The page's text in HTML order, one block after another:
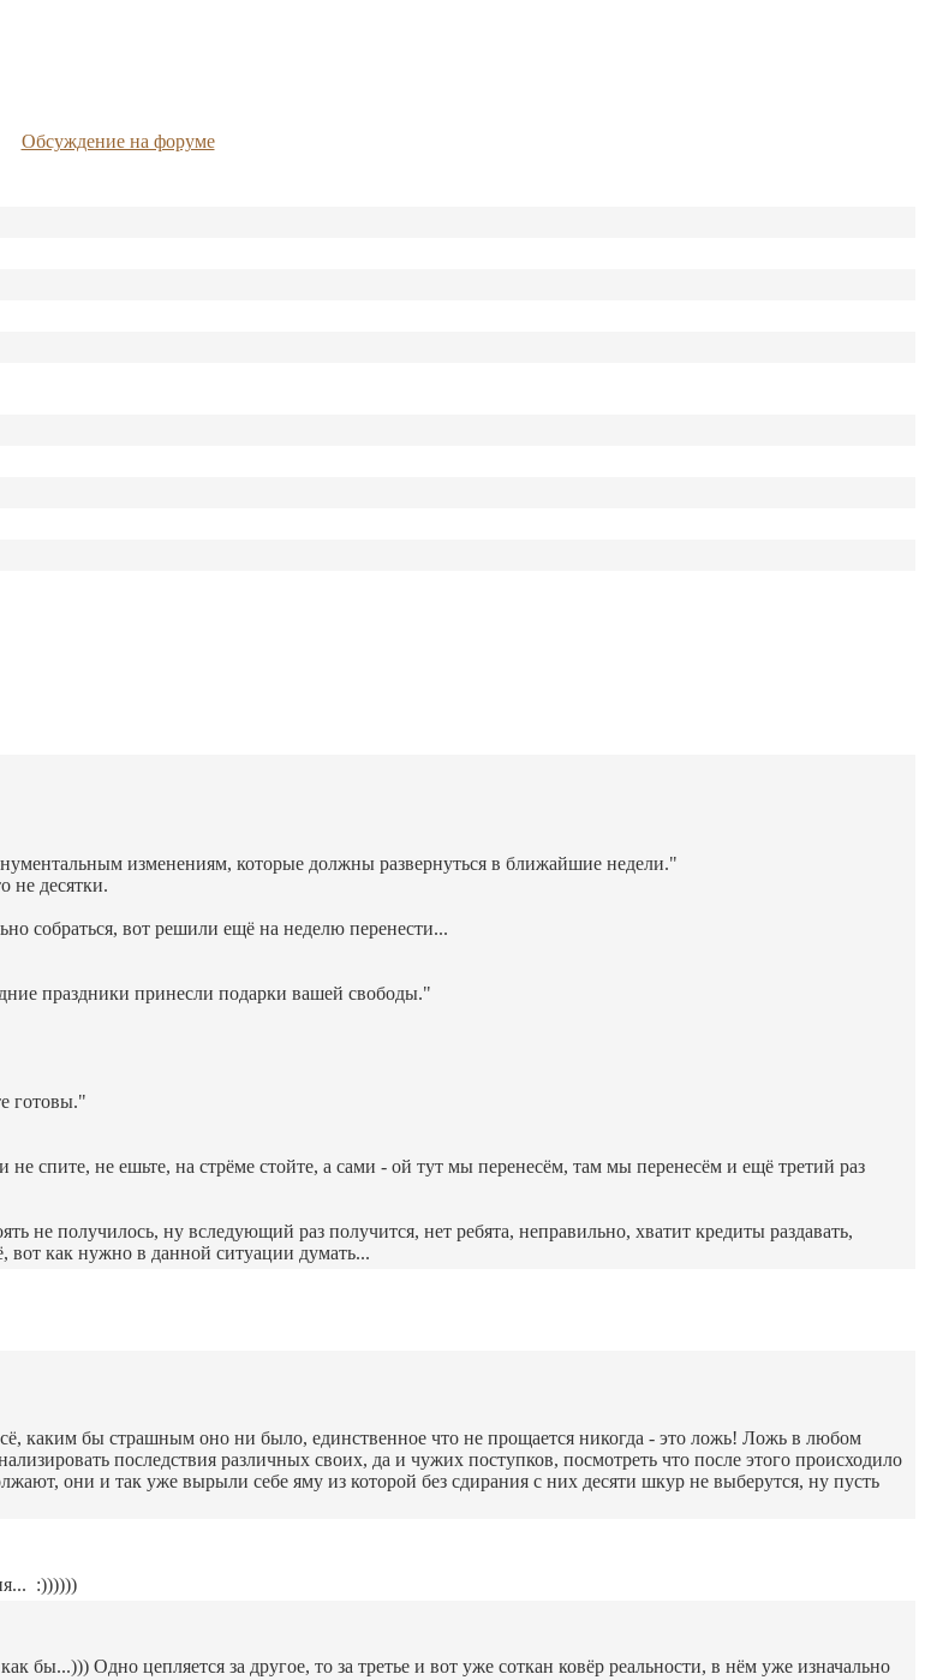
Обсуждение на форуме
изменениям, которые должны развернуться в ближайшие недели."
не десятки.
собраться, вот решили ещё на неделю перенести...
праздники принесли подарки вашей свободы."
готовы."
спите, не ешьте, на стрёме стойте, а сами - ой тут мы перенесём, там мы перенесём и ещё третий раз
не получилось, ну вследующий раз получится, нет ребята, неправильно, хватит кредиты раздавать,
вот как нужно в данной ситуации думать...
каким бы страшным оно ни было, единственное что не прощается никогда - это ложь! Ложь в любом
последствия различных своих, да и чужих поступков, посмотреть что после этого происходило
они и так уже вырыли себе яму из которой без сдирания с них десяти шкур не выберутся, ну пусть
:))))))
бы...))) Одно цепляется за другое, то за третье и вот уже соткан ковёр реальности, в нём уже изначально